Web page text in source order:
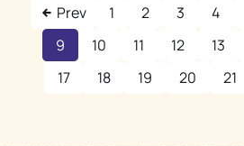
Prev 1 2 3 4
9
10 11 12 13
17
18 19 20 21